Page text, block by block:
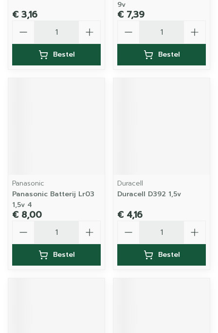
€ 3,16
Bestel
9v
€ 7,39
Bestel
Panasonic
Panasonic Batterij Lr03
1,5v 4
€ 8,00
Bestel
Duracell
Duracell D392 1,5v
€ 4,16
Bestel